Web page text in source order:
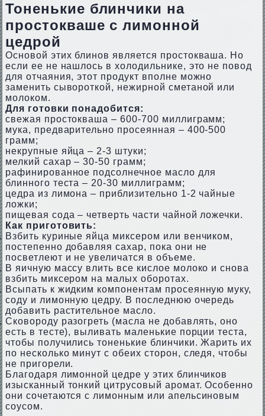
Тоненькие блинчики на
простокваше с лимонной
цедрой
Основой этих блинов является простокваша. Но
если ее не нашлось в холодильнике, это не повод
для отчаяния, этот продукт вполне можно
заменить сывороткой, нежирной сметаной или
молоком.
Для готовки понадобится:
свежая простокваша – 600-700 миллиграмм;
мука, предварительно просеянная – 400-500
грамм;
некрупные яйца – 2-3 штуки;
мелкий сахар – 30-50 грамм;
рафинированное подсолнечное масло для
блинного теста – 20-30 миллиграмм;
цедра из лимона – приблизительно 1-2 чайные
ложки;
пищевая сода – четверть части чайной ложечки.
Как приготовить:
Взбить куриные яйца миксером или венчиком,
постепенно добавляя сахар, пока они не
посветлеют и не увеличатся в объеме.
В яичную массу влить все кислое молоко и снова
взбить миксером на малых оборотах.
Всыпать к жидким компонентам просеянную муку,
соду и лимонную цедру. В последнюю очередь
добавить растительное масло.
Сковороду разогреть (масла не добавлять, оно
есть в тесте), выливать маленькие порции теста,
чтобы получились тоненькие блинчики. Жарить их
по несколько минут с обеих сторон, следя, чтобы
не пригорели.
Благодаря лимонной цедре у этих блинчиков
изысканный тонкий цитрусовый аромат. Особенно
они сочетаются с лимонным или апельсиновым
соусом.